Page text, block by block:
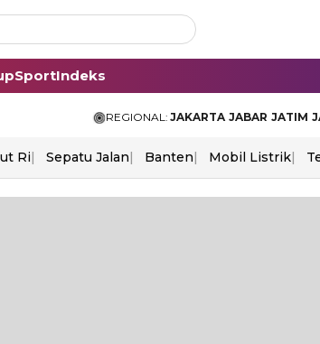
SportIndeks
REGIONAL: JAKARTA JABAR JATIM
Ri Sepatu Jalan Banten Mobil Listrik